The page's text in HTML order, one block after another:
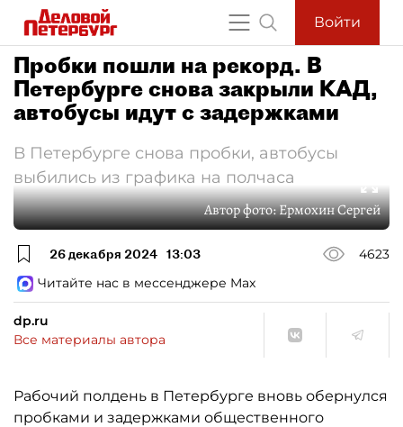
Войти
Пробки пошли на рекорд. В
Петербурге снова закрыли КАД,
автобусы идут с задержками
В Петербурге снова пробки, автобусы
выбились из графика на полчаса
Автор фото:Ермохин Сергей
26 декабря 2024 13:03
4623
Читайте нас в мессенджере Max
dp.ru
Все материалы автора
Рабочий полдень в Петербурге вновь обернулся
пробками и задержками общественного